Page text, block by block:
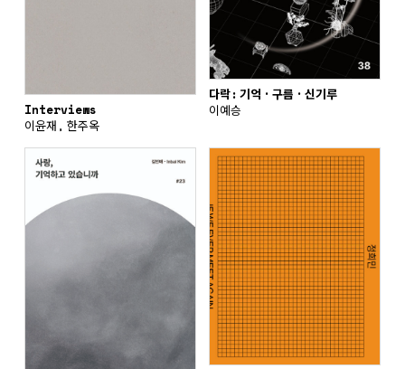
Interviews
이윤재, 한주옥
다락: 기억 · 구름 · 신기루
이예승